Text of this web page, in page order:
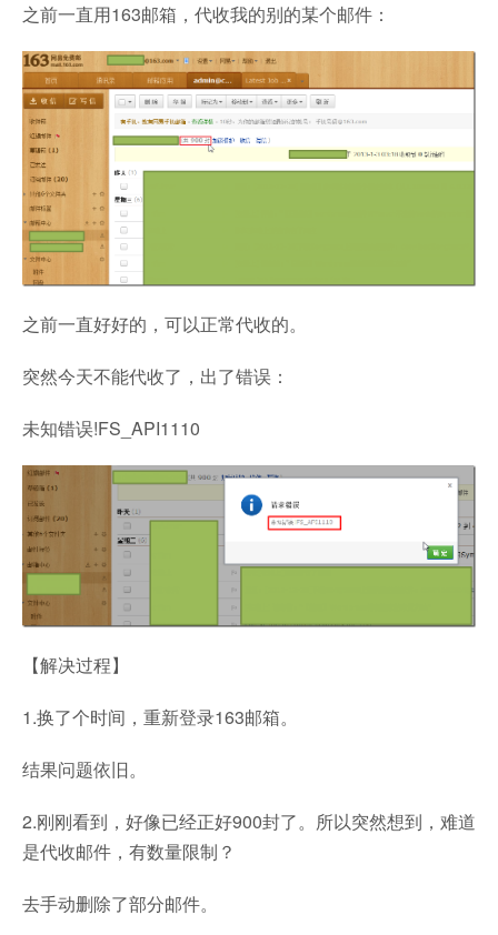
之前一直用163邮箱，代收我的别的某个邮件：
之前一直好好的，可以正常代收的。
突然今天不能代收了，出了错误：
未知错误!FS_API1110
【解决过程】
1.换了个时间，重新登录163邮箱。
结果问题依旧。
2.刚刚看到，好像已经正好900封了。所以突然想到，难道
是代收邮件，有数量限制？
去手动删除了部分邮件。